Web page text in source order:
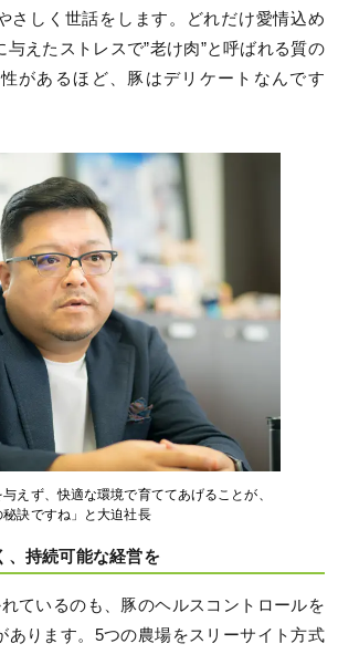
さしく世話をします。どれだけ愛情込め
与えたストレスで”老け肉”と呼ばれる質の
があるほど、豚はデリケートなんです
与えず、快適な環境で育ててあげることが、
訣ですね」と大迫社長
、持続可能な経営を
ているのも、豚のヘルスコントロールを
あります。5つの農場をスリーサイト方式